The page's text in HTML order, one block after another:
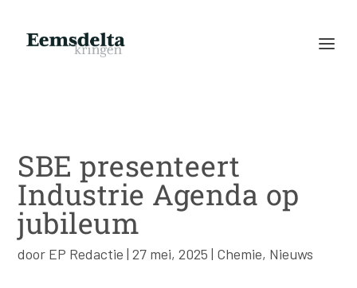
SBE presenteert
Industrie Agenda op
jubileum
door EP Redactie |27 mei, 2025 | Chemie, Nieuws